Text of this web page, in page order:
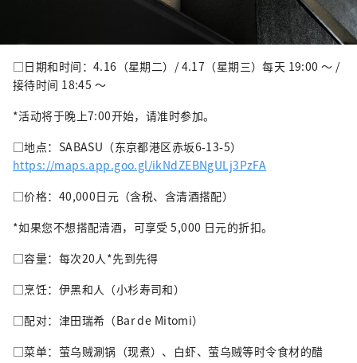
□日期和时间：4.16（星期二）/ 4.17（星期三）每天 19:00 ～ /
接待时间 18:45 ～
*活动将于晚上7:00开始，请准时参加。
□地点：SABASU（东京都港区赤坂6-13-5）
https://maps.app.goo.gl/ikNdZEBNgULj3PzFA
□价格：40,000日元（含税、含清酒搭配）
*如果您不想搭配清酒，可享受 5,000 日元的折扣。
□容量：每次20人*先到先得
□烹饪：伊黑和人（小杉寿司和）
□配对：津田瑞希（Bar de Mitomi）
□菜单：萤乌贼涮锅（现煮）、白虾、萤乌贼等时令食材的醋